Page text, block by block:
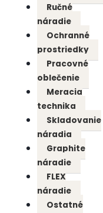
Ručné
náradie
Ochranné
prostriedky
Pracovné
oblečenie
Meracia
technika
Skladovanie
náradia
Graphite
náradie
FLEX
náradie
Ostatné